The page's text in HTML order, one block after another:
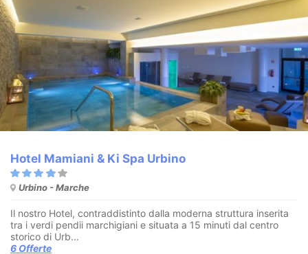
Hotel Mamiani & Ki Spa Urbino
Urbino - Marche
Il nostro Hotel, contraddistinto dalla moderna struttura inserita
tra i verdi pendii marchigiani e situata a 15 minuti dal centro
storico di Urb...
6 Offerte